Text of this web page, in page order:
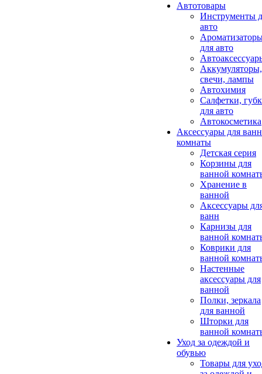
Автотовары
Инструменты
авто
для авто
Аккумуляторы,
свечи, лампы
Автохимия
Салфетки,
для авто
Автокосметика
Аксессуары для
комнаты
Детская серия
Корзины для
ванной
Хранение в
ванной
Аксессуары
ванн
Карнизы для
ванной
Коврики для
ванной
Настенные
аксессуары для
ванной
Полки, зеркала
для ванной
Шторки для
ванной
Уход за одеждой и
обувью
Товары для